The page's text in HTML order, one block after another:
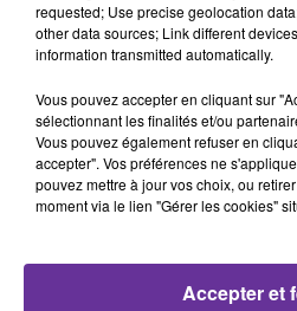
Radio Orient
Au sommaire:
Algérie–France : la visite de Saïd
normalisation des relations
Alger condamne les attaques
Liban et appelle à une action
requested; Use precise geolocation
other data sources; Link different
information transmitted automatically.
Vous pouvez accepter en cliquant sur
sélectionnant les finalités et/ou
Vous pouvez également refuser en
accepter". Vos préférences ne
pouvez mettre à jour vos choix, ou
moment via le lien "Gérer les cookies"
Accepter et